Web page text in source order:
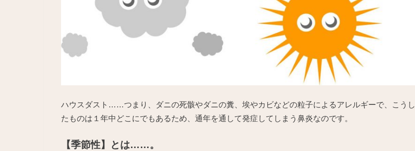
ハウスダスト……つまり、ダニの死骸やダニの糞、埃やカビなどの粒子によるアレルギーで、こうし
たものは１年中どこにでもあるため、通年を通して発症してしまう鼻炎なのです。
【季節性】とは……。